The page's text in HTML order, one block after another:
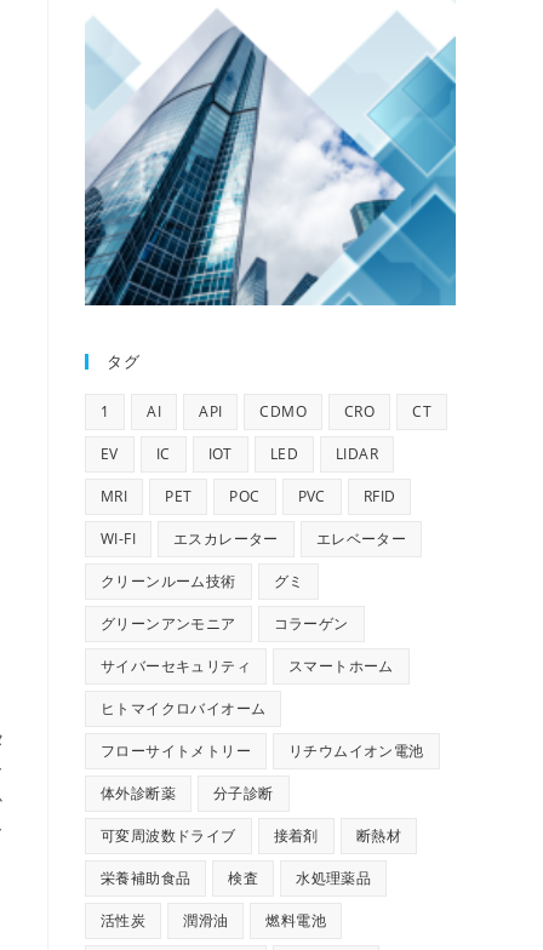
タグ
1 AI API CDMO CRO CT
EV IC IOT LED LIDAR
MRI PET POC PVC RFID
WI-FI エスカレーター エレベーター
クリーンルーム技術 グミ
グリーンアンモニア コラーゲン
サイバーセキュリティ スマートホーム
ヒトマイクロバイオーム
フローサイトメトリー リチウムイオン電池
体外診断薬 分子診断
可変周波数ドライブ 接着剤 断熱材
栄養補助食品 検査 水処理薬品
活性炭 潤滑油 燃料電池